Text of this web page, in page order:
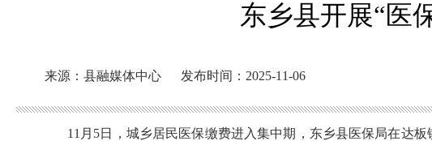
东乡县开展“医
来源：县融媒体中心 发布时间：2025-11-06
11月5日，城乡居民医保缴费进入集中期，东乡县医保局在达